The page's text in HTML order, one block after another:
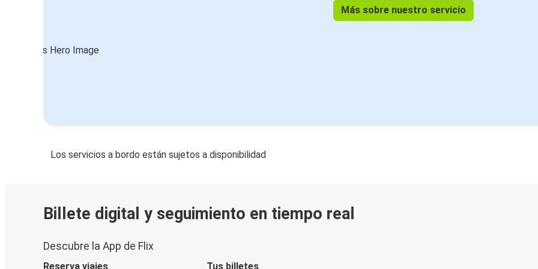
Más sobre nuestro servicio
Los servicios a bordo están sujetos a disponibilidad
Billete digital y seguimiento en tiempo real
Descubre la App de Flix
Reserva viajes Tus billetes